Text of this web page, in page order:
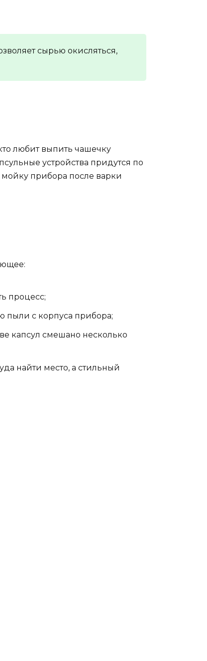
сырью окисляться,
любит выпить чашечку
устройства придутся по
прибора после варки
процесс;
пыли с корпуса прибора;
капсул смешано несколько
найти место, а стильный